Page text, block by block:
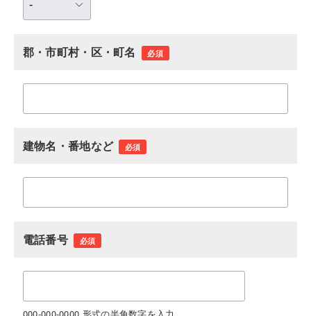
郡・市町村・区・町名 必須
建物名・番地など 必須
電話番号 必須